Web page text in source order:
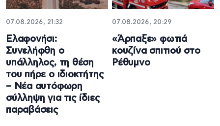
07.08.2026, 21:32
Ελαφονήσι:
Συνελήφθη ο
υπάλληλος, τη θέση
του πήρε ο ιδιοκτήτης
– Νέα αυτόφωρη
σύλληψη για τις ίδιες
παραβάσεις
07.08.2026, 20:29
«Άρπαξε» φωτιά
κουζίνα σπιτιού στο
Ρέθυμνο